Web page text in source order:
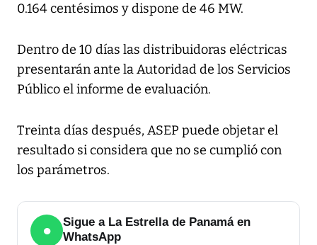
0.164 centésimos y dispone de 46 MW.
Dentro de 10 días las distribuidoras eléctricas
presentarán ante la Autoridad de los Servicios
Público el informe de evaluación.
Treinta días después, ASEP puede objetar el
resultado si considera que no se cumplió con
los parámetros.
●
Sigue a La Estrella de Panamá en
WhatsApp